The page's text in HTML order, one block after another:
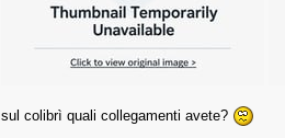
sul colibrì quali collegamenti avete?